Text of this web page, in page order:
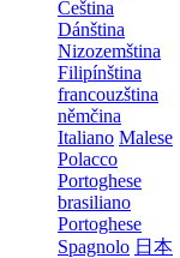
Čeština
Dánština
Nizozemština
Filipínština
francouzština
němčina
Italiano Malese
Polacco
Portoghese
brasiliano
Portoghese
Spagnolo 日本